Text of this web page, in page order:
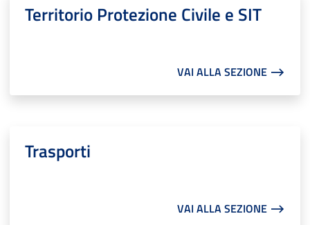
Territorio Protezione Civile e SIT
VAI ALLA SEZIONE ⟶
Trasporti
VAI ALLA SEZIONE ⟶